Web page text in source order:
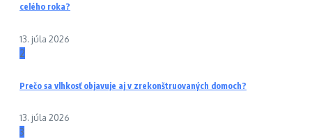
celého roka?
13. júla 2026
2
Prečo sa vlhkosť objavuje aj v zrekonštruovaných domoch?
13. júla 2026
3